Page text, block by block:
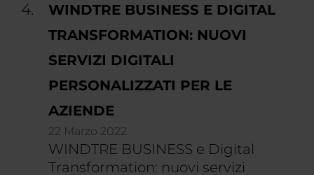
WINDTRE BUSINESS E DIGITAL
TRANSFORMATION: NUOVI
SERVIZI DIGITALI
PERSONALIZZATI PER LE
AZIENDE
22 Marzo 2022
WINDTRE BUSINESS e Digital
Transformation: nuovi servizi